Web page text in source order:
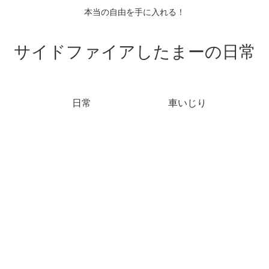
本当の自由を手に入れる！
サイドファイアしたまーの日常
日常 車いじり